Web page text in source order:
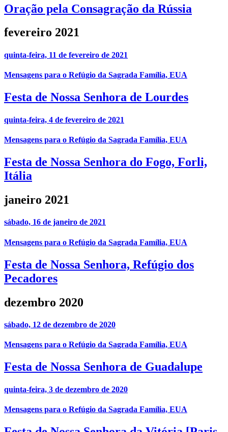
Oração pela Consagração da Rússia
fevereiro 2021
quinta-feira, 11 de fevereiro de 2021
Mensagens para o Refúgio da Sagrada Família, EUA
Festa de Nossa Senhora de Lourdes
quinta-feira, 4 de fevereiro de 2021
Mensagens para o Refúgio da Sagrada Família, EUA
Festa de Nossa Senhora do Fogo, Forli,
Itália
janeiro 2021
sábado, 16 de janeiro de 2021
Mensagens para o Refúgio da Sagrada Família, EUA
Festa de Nossa Senhora, Refúgio dos
Pecadores
dezembro 2020
sábado, 12 de dezembro de 2020
Mensagens para o Refúgio da Sagrada Família, EUA
Festa de Nossa Senhora de Guadalupe
quinta-feira, 3 de dezembro de 2020
Mensagens para o Refúgio da Sagrada Família, EUA